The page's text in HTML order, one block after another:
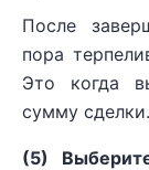
После
пора
Это когда
сумму сделки.
(5)